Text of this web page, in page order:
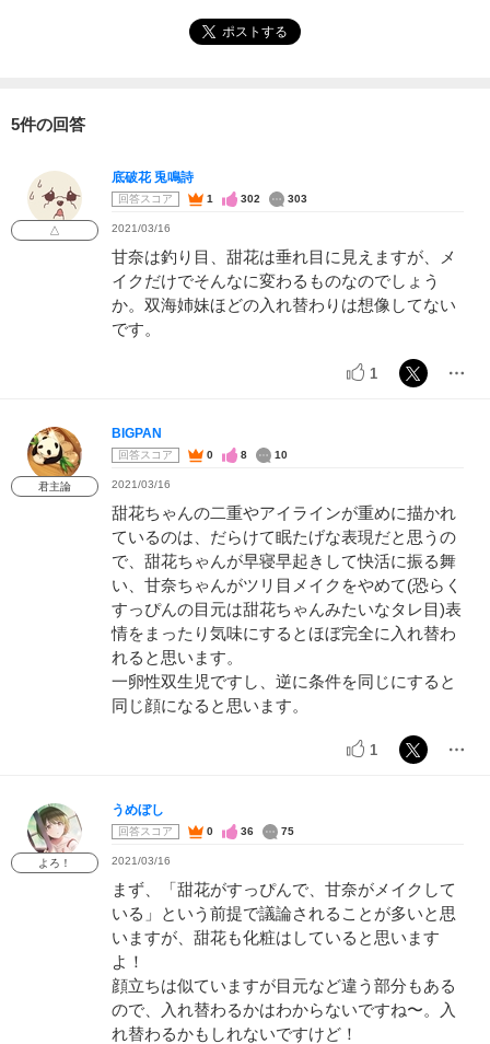
ポストする
5件の回答
△
底破花 兎鳴詩
回答スコア 1 302 303
2021/03/16
甘奈は釣り目、甜花は垂れ目に見えますが、メ
イクだけでそんなに変わるものなのでしょう
か。双海姉妹ほどの入れ替わりは想像してない
です。
1
君主論
BIGPAN
回答スコア 0 8 10
2021/03/16
甜花ちゃんの二重やアイラインが重めに描かれ
ているのは、だらけて眠たげな表現だと思うの
で、甜花ちゃんが早寝早起きして快活に振る舞
い、甘奈ちゃんがツリ目メイクをやめて(恐らく
すっぴんの目元は甜花ちゃんみたいなタレ目)表
情をまったり気味にするとほぼ完全に入れ替わ
れると思います。
一卵性双生児ですし、逆に条件を同じにすると
同じ顔になると思います。
1
よろ！
うめぼし
回答スコア 0 36 75
2021/03/16
まず、「甜花がすっぴんで、甘奈がメイクして
いる」という前提で議論されることが多いと思
いますが、甜花も化粧はしていると思います
よ！
顔立ちは似ていますが目元など違う部分もある
ので、入れ替わるかはわからないですね〜。入
れ替わるかもしれないですけど！